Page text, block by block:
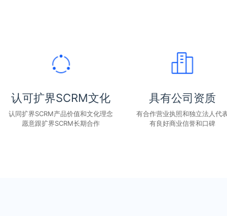
认可扩界SCRM文化
认同扩界SCRM产品价值和文化理念
愿意跟扩界SCRM长期合作
具有公司资质
有合作营业执照和独立法人代
有良好商业信誉和口碑